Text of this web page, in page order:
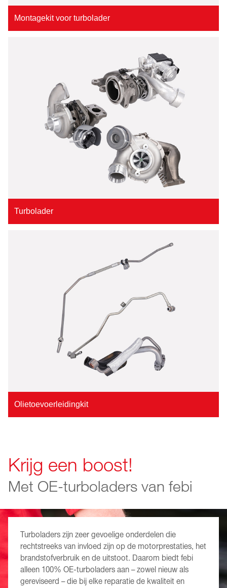
Montagekit voor turbolader
Turbolader
Olietoevoerleidingkit
Krijg een boost!
Met OE-turboladers van febi
Turboladers zijn zeer gevoelige onderdelen die
rechtstreeks van invloed zijn op de motorprestaties, het
brandstofverbruik en de uitstoot. Daarom biedt febi
alleen 100% OE-turboladers aan – zowel nieuw als
gereviseerd – die bij elke reparatie de kwaliteit en